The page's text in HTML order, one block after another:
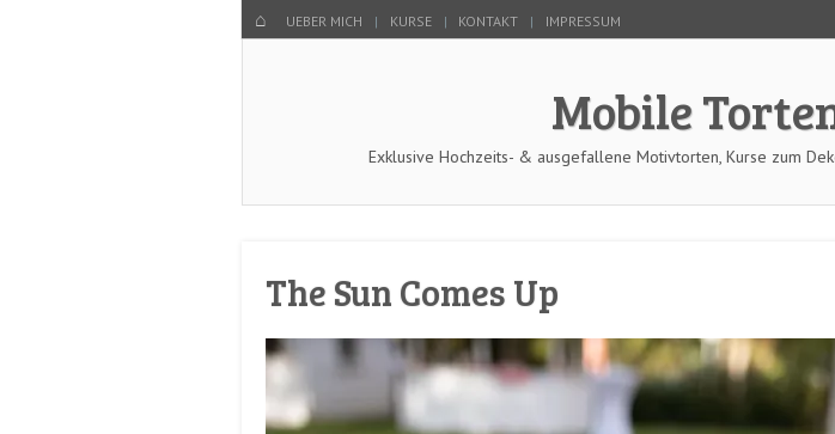
HOME
Menu
SKIP TO CONTENT
UEBER MICH KURSE KONTAKT IMPRESSUM
Mobile
Exklusive Hochzeits- & ausgefallene Motivtorten, Kurse zum
The Sun Comes Up